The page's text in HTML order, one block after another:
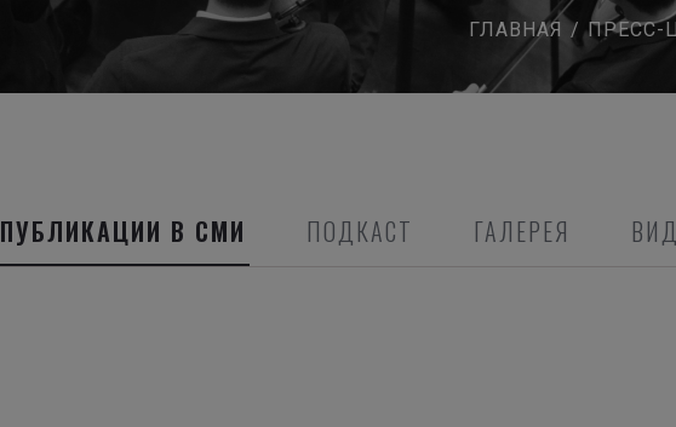
ГЛАВНАЯ / ПРЕСС-
ПУБЛИКАЦИИ В СМИ ПОДКАСТ ГАЛЕРЕЯ